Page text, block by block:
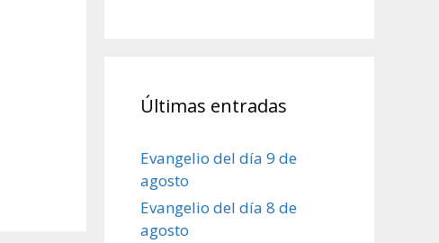
Últimas entradas
Evangelio del día 9 de
agosto
Evangelio del día 8 de
agosto